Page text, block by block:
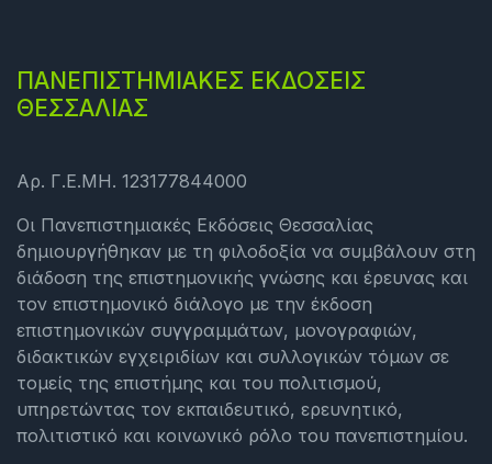
ΠΑΝΕΠΙΣΤΗΜΙΑΚΕΣ ΕΚΔΟΣΕΙΣ
ΘΕΣΣΑΛΙΑΣ
Αρ. Γ.Ε.ΜΗ. 123177844000
Οι Πανεπιστημιακές Εκδόσεις Θεσσαλίας
δημιουργήθηκαν με τη φιλοδοξία να συμβάλουν στη
διάδοση της επιστημονικής γνώσης και έρευνας και
τον επιστημονικό διάλογο με την έκδοση
επιστημονικών συγγραμμάτων, μονογραφιών,
διδακτικών εγχειριδίων και συλλογικών τόμων σε
τομείς της επιστήμης και του πολιτισμού,
υπηρετώντας τον εκπαιδευτικό, ερευνητικό,
πολιτιστικό και κοινωνικό ρόλο του πανεπιστημίου.